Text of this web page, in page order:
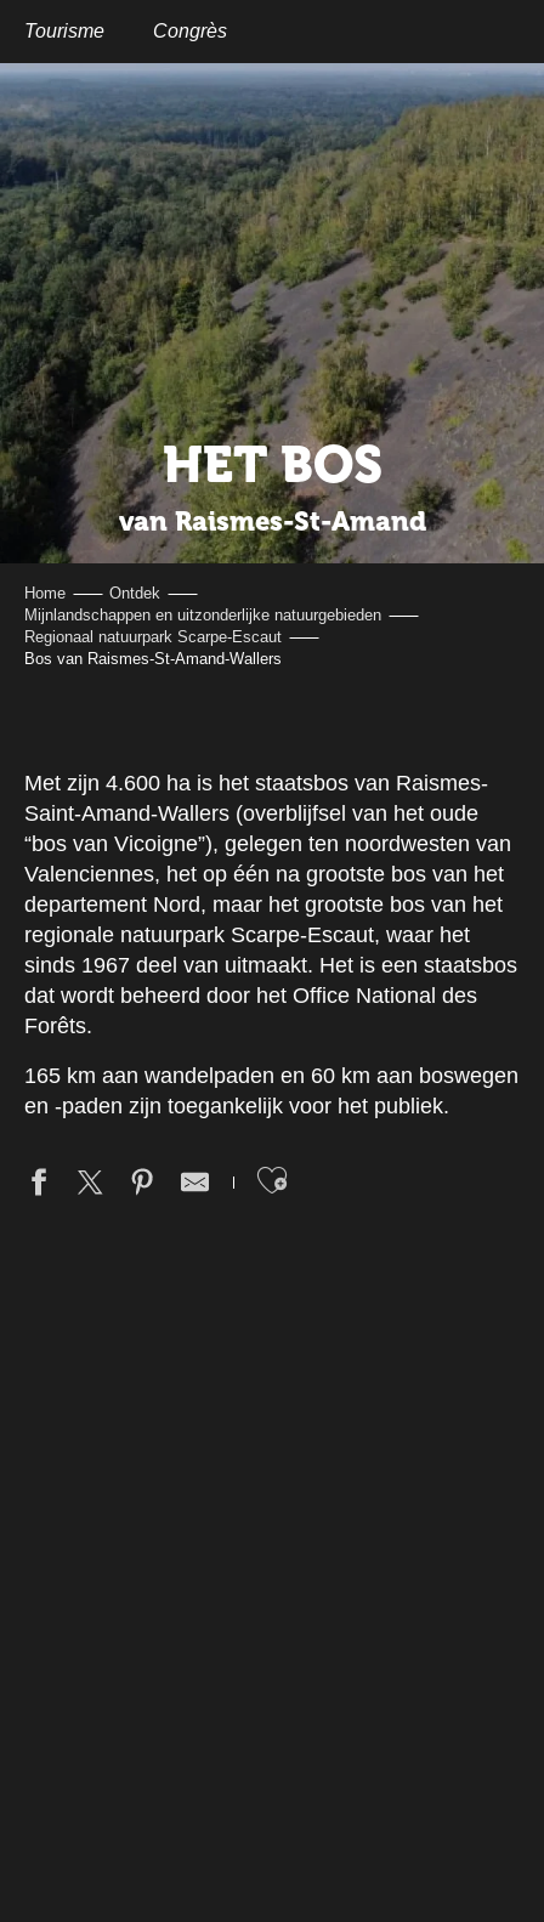
principal
Tourisme Congrès
HET BOS
van Raismes-St-Amand
Home
Ontdek
Mijnlandschappen en uitzonderlijke natuurgebieden
Regionaal natuurpark Scarpe-Escaut
Bos van Raismes-St-Amand-Wallers
Met zijn 4.600 ha is het staatsbos van Raismes-
Saint-Amand-Wallers (overblijfsel van het oude
“bos van Vicoigne”), gelegen ten noordwesten van
Valenciennes, het op één na grootste bos van het
departement Nord, maar het grootste bos van het
regionale natuurpark Scarpe-Escaut, waar het
sinds 1967 deel van uitmaakt. Het is een staatsbos
dat wordt beheerd door het Office National des
Forêts.
165 km aan wandelpaden en 60 km aan boswegen
en -paden zijn toegankelijk voor het publiek.
Ajouter aux